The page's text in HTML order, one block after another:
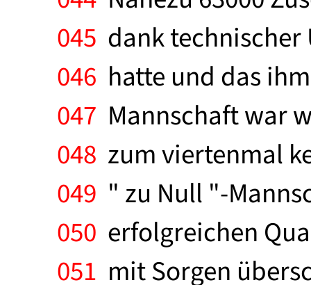
045 dank
046 hatte und das
047 Mannschaft war
048 zum viertenmal
049 " zu Null "-
050 erfolgreichen
051 mit Sorgen